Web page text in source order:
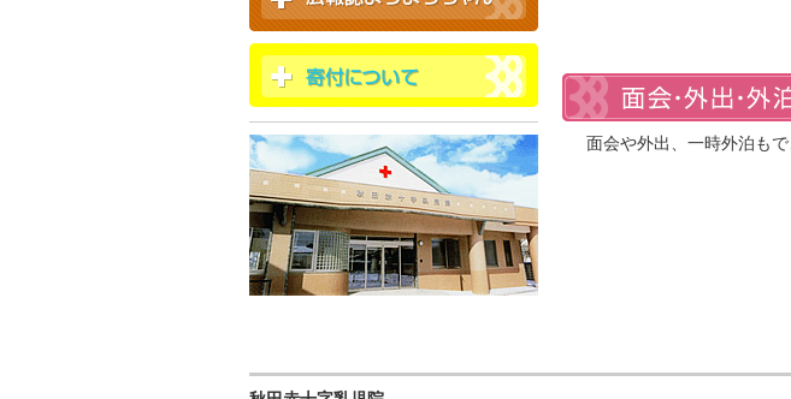
面会や外出、一時外泊もで